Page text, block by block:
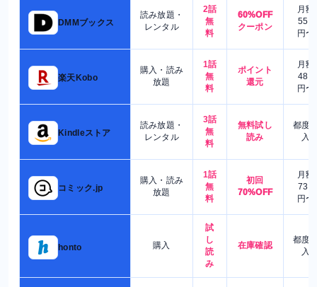
DMMブックス
読み放題・
レンタル
2話
無
料
60%OFF
クーポン
月額
550
円〜
楽天Kobo
購入・読み
放題
1話
無
料
ポイント
還元
月額
480
円〜
Kindleストア
読み放題・
レンタル
3話
無
料
無料試し
読み
都度
入
コミック.jp
購入・読み
放題
1話
無
料
初回
70%OFF
月額
730
円〜
honto 購入
試
し
読
み
在庫確認
都度
入